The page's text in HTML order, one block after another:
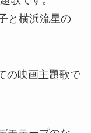
と横浜流星の
の映画主題歌で